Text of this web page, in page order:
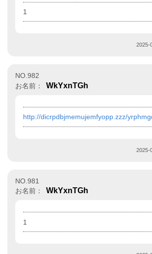
1
2025-
NO.982
お名前：
WkYxnTGh
http://dicrpdbjmemujemfyopp.zzz/
2025-
NO.981
お名前：
WkYxnTGh
1